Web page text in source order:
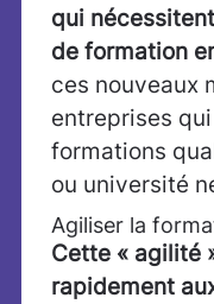
qui
de formation
ces nouveaux
entreprises
formations
ou université
Agiliser la
Cette « agilité
rapidement